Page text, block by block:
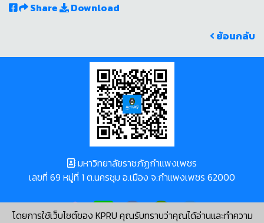
Share
Download
ย้อนกลับ
โดยการใช้เว็บไซต์ของ KPRU คุณรับทราบว่าคุณได้อ่านและทำความ
มหาวิทยาลัยราชภัฏกำแพงเพชร
เลขที่ 69 หมู่ที่ 1 ต.นครชุม อ.เมือง จ.กำแพงเพชร 62000